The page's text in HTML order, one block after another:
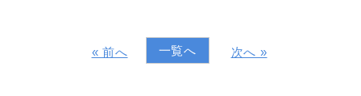
« 前へ 一覧へ 次へ »